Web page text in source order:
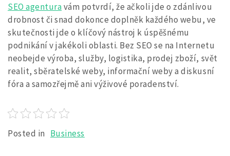
SEO agenturavám potvrdí, že ačkoli jde o zdánlivou
drobnost či snad dokonce doplněk každého webu, ve
skutečnosti jde o klíčový nástroj k úspěšnému
podnikání v jakékoli oblasti. Bez SEO se na Internetu
neobejde výroba, služby, logistika, prodej zboží, svět
realit, sběratelské weby, informační weby a diskusní
fóra a samozřejmě ani výživové poradenství.
Posted in Business